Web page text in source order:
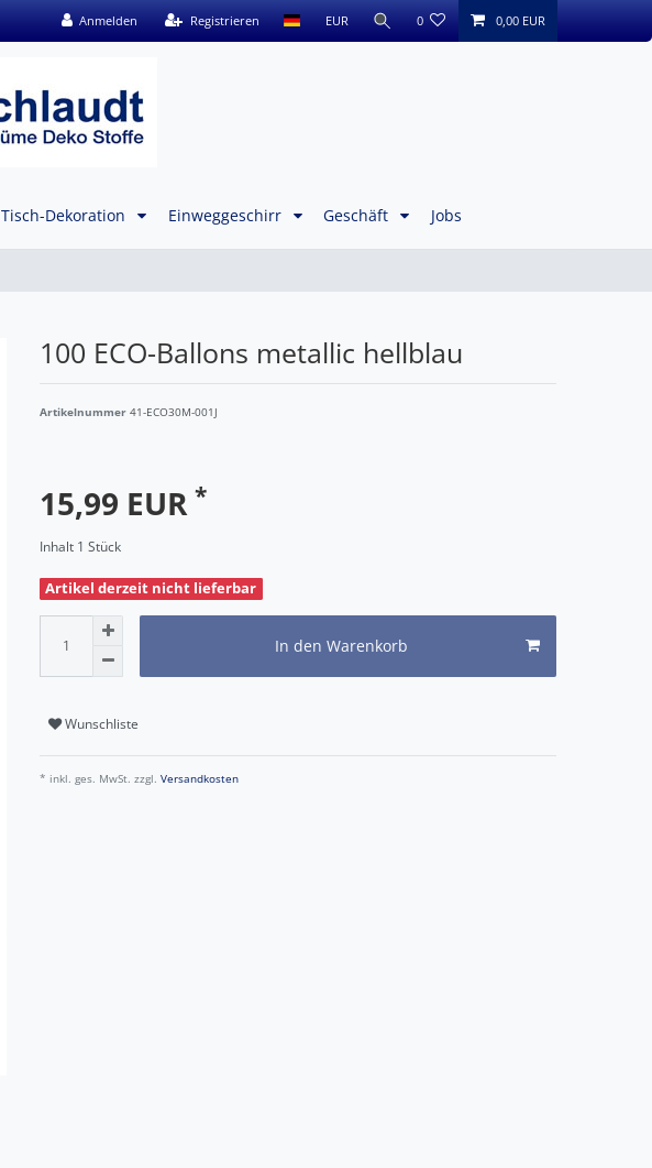
Anmelden Registrieren EUR 0 0,00 EUR
Tisch-Dekoration Einweggeschirr Geschäft Jobs
100 ECO-Ballons metallic hellblau
Artikelnummer 41-ECO30M-001J
15,99 EUR *
Inhalt 1 Stück
Artikel derzeit nicht lieferbar
In den Warenkorb
Wunschliste
* inkl. ges. MwSt. zzgl. Versandkosten